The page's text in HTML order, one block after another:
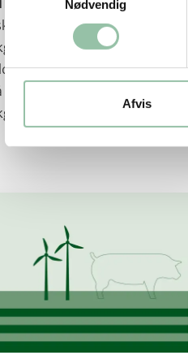
Nødvendig
Afvis
slagtet, når den er omkring
Når de er 5 uger gamle,
Her går smågrisene
flyttes de til en
på om dagen, indtil de når